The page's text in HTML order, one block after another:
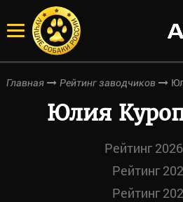
Главная Рейтинг заводчиков
Юлия
Рейтинг
Рейтинг
Рейтинг